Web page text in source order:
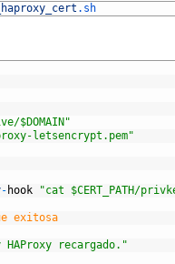
.sh
letsencrypt.pem"
- hook "cat $CERT_PATH/
exitosa
recargado."